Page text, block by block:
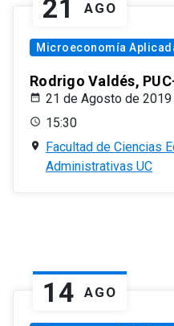
21 AGO
Microeconomía
Rodrigo Valdés,
21 de Agosto de 2019
15:30
Facultad de Ciencias
Administrativas UC
14 AGO